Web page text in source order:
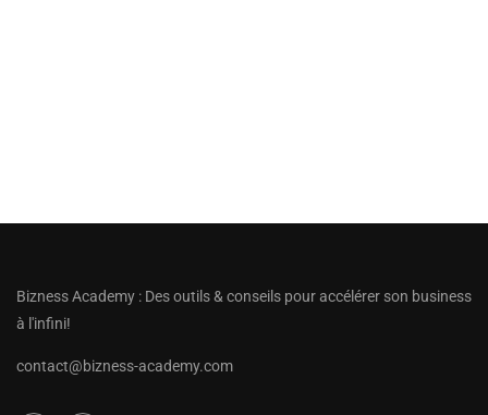
Bizness Academy : Des outils & conseils pour accélérer son business
à l'infini!
contact@bizness-academy.com